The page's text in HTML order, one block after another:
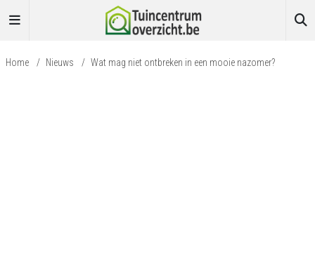
Home / Nieuws / Wat mag niet ontbreken in een mooie nazomer?